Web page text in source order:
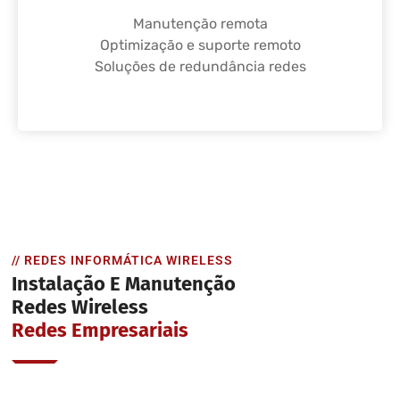
Manutenção remota
Optimização e suporte remoto
Soluções de redundância redes
// REDES INFORMÁTICA WIRELESS
Instalação E Manutenção
Redes Wireless
Redes Empresariais